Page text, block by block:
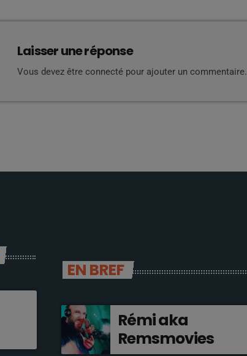
Laisser une réponse
Vous devez être connecté pour ajouter un commentaire.
EN BREF
Rémi aka
Remsmovies